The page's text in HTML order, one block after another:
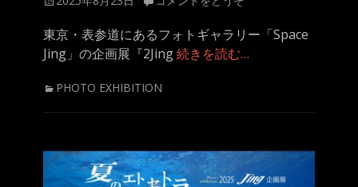
日
東京・表参道にあるフォトギャラリー「Space
Jing」の企画展『2Jing続きを読む…
カ
ー
PHOTO EXHIBITION